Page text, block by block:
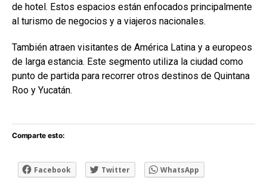
de hotel. Estos espacios están enfocados principalmente
al turismo de negocios y a viajeros nacionales.
También atraen visitantes de América Latina y a europeos
de larga estancia. Este segmento utiliza la ciudad como
punto de partida para recorrer otros destinos de Quintana
Roo y Yucatán.
Comparte esto:
Facebook Twitter WhatsApp